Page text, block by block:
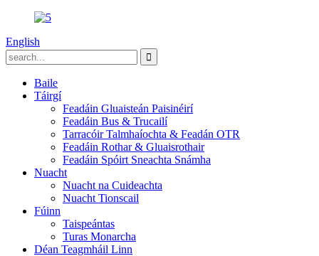
English
Baile
Táirgí
Feadáin Gluaisteán Paisinéirí
Feadáin Bus & Trucailí
Tarracóir Talmhaíochta & Feadán OTR
Feadáin Rothar & Gluaisrothair
Feadáin Spóirt Sneachta Snámha
Nuacht
Nuacht na Cuideachta
Nuacht Tionscail
Fúinn
Taispeántas
Turas Monarcha
Déan Teagmháil Linn